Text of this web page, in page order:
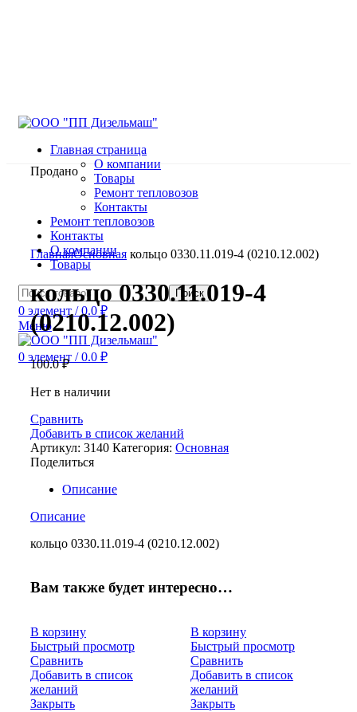
Главная страница
О компании
Товары
Ремонт тепловозов
Контакты
Ремонт тепловозов
Контакты
О компании
Товары
Поиск
0 элемент / 0.0₽
Меню
0 элемент / 0.0 ₽
Продано
Нажмите, чтобы увеличить
ГлавнаяОсновная кольцо 0330.11.019-4 (0210.12.002)
кольцо 0330.11.019-4
(0210.12.002)
100.0₽
Нет в наличии
Сравнить
Добавить в список желаний
Артикул: 3140 Категория: Основная
Поделиться
Описание
Описание
кольцо 0330.11.019-4 (0210.12.002)
Вам также будет интересно…
В корзину
Быстрый просмотр
Сравнить
Добавить в список
желаний
Закрыть
В корзину
Быстрый просмотр
Сравнить
Добавить в список
желаний
Закрыть